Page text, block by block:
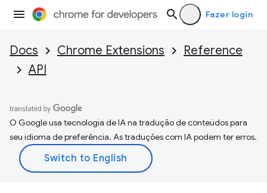
Fazer login
Docs Chrome Extensions
Reference
API
O Google usa tecnologia de IA na tradução de conteúdos para
seu idioma de preferência. As traduções com IA podem ter erros.